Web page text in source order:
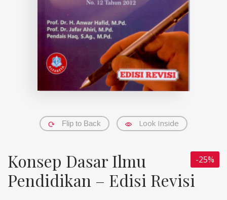
Flip to Back Look Inside
-25%
Konsep Dasar Ilmu
Pendidikan – Edisi Revisi